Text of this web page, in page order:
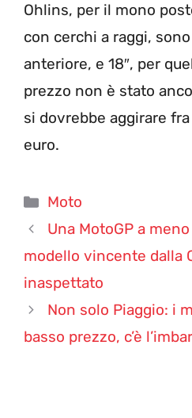
Ohlins, per il mono
con cerchi a raggi,
anteriore, e 18″, per
prezzo non è stato
si dovrebbe aggirare
euro.
Categorie
Moto
Una MotoGP a
modello vincente dalla
inaspettato
Non solo Piaggio: i
basso prezzo, c’è